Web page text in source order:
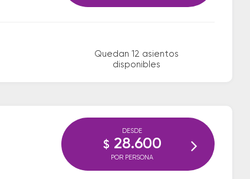
Quedan 12 asientos
disponibles
DESDE
$ 28.600
POR PERSONA